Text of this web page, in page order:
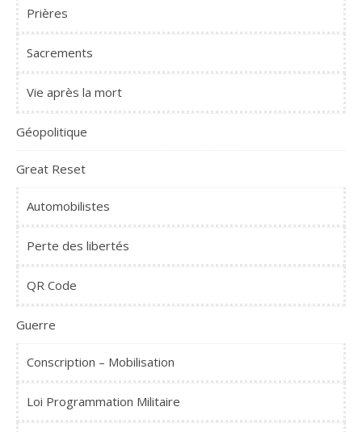
Prières
Sacrements
Vie après la mort
Géopolitique
Great Reset
Automobilistes
Perte des libertés
QR Code
Guerre
Conscription – Mobilisation
Loi Programmation Militaire